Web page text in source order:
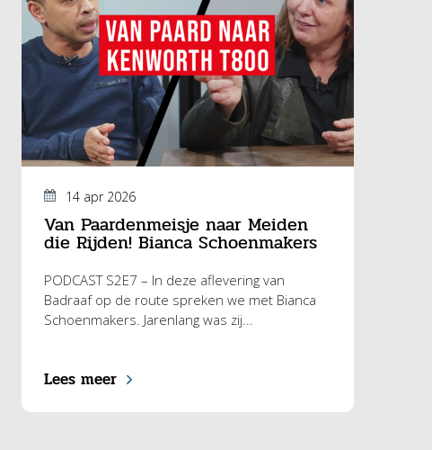
14 apr 2026
Van Paardenmeisje naar Meiden
die Rijden! Bianca Schoenmakers
PODCAST S2E7 – In deze aflevering van
Badraaf op de route spreken we met Bianca
Schoenmakers. Jarenlang was zij...
Lees meer